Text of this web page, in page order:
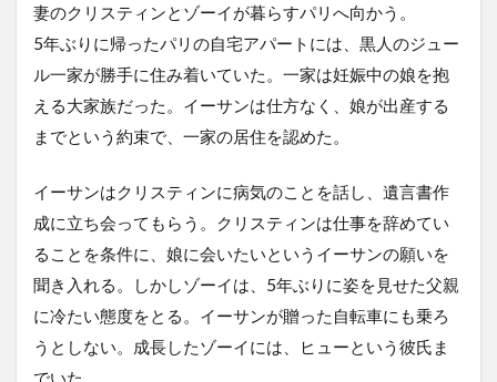
妻のクリスティンとゾーイが暮らすパリへ向かう。
5年ぶりに帰ったパリの自宅アパートには、黒人のジュー
ル一家が勝手に住み着いていた。一家は妊娠中の娘を抱
える大家族だった。イーサンは仕方なく、娘が出産する
までという約束で、一家の居住を認めた。
イーサンはクリスティンに病気のことを話し、遺言書作
成に立ち会ってもらう。クリスティンは仕事を辞めてい
ることを条件に、娘に会いたいというイーサンの願いを
聞き入れる。しかしゾーイは、5年ぶりに姿を見せた父親
に冷たい態度をとる。イーサンが贈った自転車にも乗ろ
うとしない。成長したゾーイには、ヒューという彼氏ま
でいた。